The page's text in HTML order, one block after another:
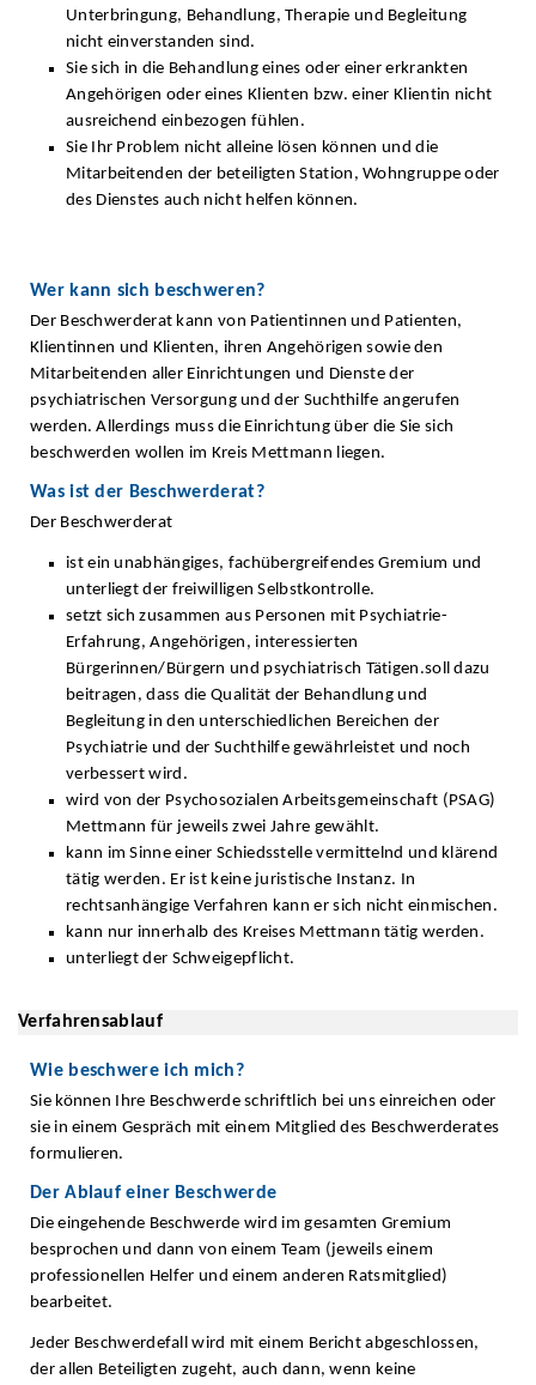
Unterbringung, Behandlung, Therapie und Begleitung
nicht einverstanden sind.
Sie sich in die Behandlung eines oder einer erkrankten
Angehörigen oder eines Klienten bzw. einer Klientin nicht
ausreichend einbezogen fühlen.
Sie Ihr Problem nicht alleine lösen können und die
Mitarbeitenden der beteiligten Station, Wohngruppe oder
des Dienstes auch nicht helfen können.
Wer kann sich beschweren?
Der Beschwerderat kann von Patientinnen und Patienten,
Klientinnen und Klienten, ihren Angehörigen sowie den
Mitarbeitenden aller Einrichtungen und Dienste der
psychiatrischen Versorgung und der Suchthilfe angerufen
werden. Allerdings muss die Einrichtung über die Sie sich
beschwerden wollen im Kreis Mettmann liegen.
Was ist der Beschwerderat?
Der Beschwerderat
ist ein unabhängiges, fachübergreifendes Gremium und
unterliegt der freiwilligen Selbstkontrolle.
setzt sich zusammen aus Personen mit Psychiatrie-
Erfahrung, Angehörigen, interessierten
Bürgerinnen/Bürgern und psychiatrisch Tätigen.soll dazu
beitragen, dass die Qualität der Behandlung und
Begleitung in den unterschiedlichen Bereichen der
Psychiatrie und der Suchthilfe gewährleistet und noch
verbessert wird.
wird von der Psychosozialen Arbeitsgemeinschaft (PSAG)
Mettmann für jeweils zwei Jahre gewählt.
kann im Sinne einer Schiedsstelle vermittelnd und klärend
tätig werden. Er ist keine juristische Instanz. In
rechtsanhängige Verfahren kann er sich nicht einmischen.
kann nur innerhalb des Kreises Mettmann tätig werden.
unterliegt der Schweigepflicht.
Verfahrensablauf
Wie beschwere ich mich?
Sie können Ihre Beschwerde schriftlich bei uns einreichen oder
sie in einem Gespräch mit einem Mitglied des Beschwerderates
formulieren.
Der Ablauf einer Beschwerde
Die eingehende Beschwerde wird im gesamten Gremium
besprochen und dann von einem Team (jeweils einem
professionellen Helfer und einem anderen Ratsmitglied)
bearbeitet.
Jeder Beschwerdefall wird mit einem Bericht abgeschlossen,
der allen Beteiligten zugeht, auch dann, wenn keine